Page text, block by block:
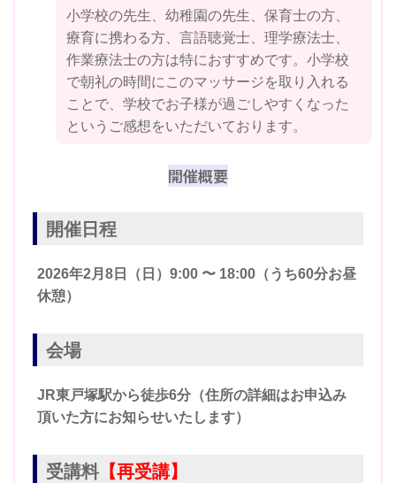
小学校の先生、幼稚園の先生、保育士の方、
療育に携わる方、言語聴覚士、理学療法士、
作業療法士の方は特におすすめです。小学校
で朝礼の時間にこのマッサージを取り入れる
ことで、学校でお子様が過ごしやすくなった
というご感想をいただいております。
開催概要
開催日程
2026年2月8日（日）9:00 〜 18:00（うち60分お昼
休憩）
会場
JR東戸塚駅から徒歩6分（住所の詳細はお申込み
頂いた方にお知らせいたします）
受講料【再受講】